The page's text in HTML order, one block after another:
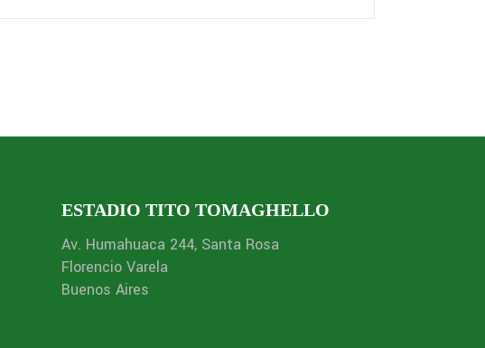
ESTADIO TITO TOMAGHELLO
Av. Humahuaca 244, Santa Rosa
Florencio Varela
Buenos Aires